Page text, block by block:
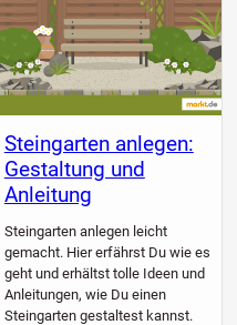
Steingarten anlegen:
Gestaltung und
Anleitung
Steingarten anlegen leicht
gemacht. Hier erfährst Du wie es
geht und erhältst tolle Ideen und
Anleitungen, wie Du einen
Steingarten gestaltest kannst.